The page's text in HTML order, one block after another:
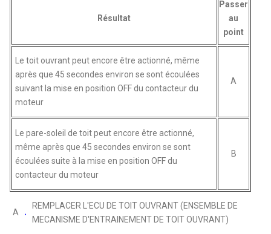
Résultat
Passer
au
point
Le toit ouvrant peut encore être actionné, même
après que 45 secondes environ se sont écoulées
suivant la mise en position OFF du contacteur du
moteur
A
Le pare-soleil de toit peut encore être actionné,
même après que 45 secondes environ se sont
écoulées suite à la mise en position OFF du
contacteur du moteur
B
A
REMPLACER L'ECU DE TOIT OUVRANT (ENSEMBLE DE
MECANISME D'ENTRAINEMENT DE TOIT OUVRANT)